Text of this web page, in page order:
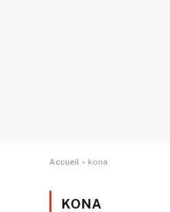
Accueil » kona
KONA